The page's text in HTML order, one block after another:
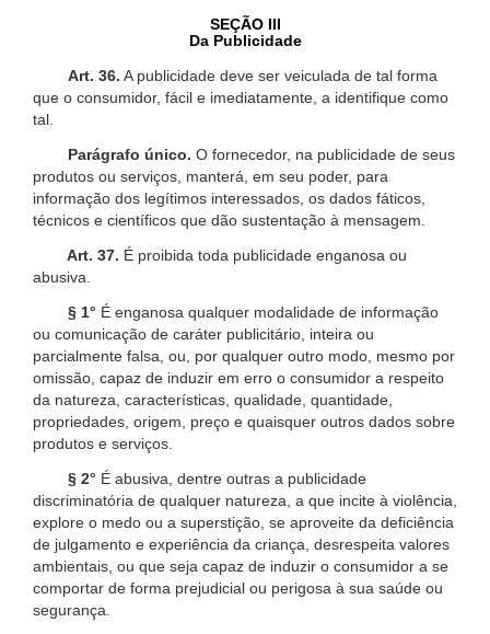
SEÇÃO III
Da Publicidade
Art. 36. A publicidade deve ser veiculada de tal forma
que o consumidor, fácil e imediatamente, a identifique como
tal.
Parágrafo único. O fornecedor, na publicidade de seus
produtos ou serviços, manterá, em seu poder, para
informação dos legítimos interessados, os dados fáticos,
técnicos e científicos que dão sustentação à mensagem.
Art. 37. É proibida toda publicidade enganosa ou
abusiva.
§ 1° É enganosa qualquer modalidade de informação
ou comunicação de caráter publicitário, inteira ou
parcialmente falsa, ou, por qualquer outro modo, mesmo por
omissão, capaz de induzir em erro o consumidor a respeito
da natureza, características, qualidade, quantidade,
propriedades, origem, preço e quaisquer outros dados sobre
produtos e serviços.
§ 2° É abusiva, dentre outras a publicidade
discriminatória de qualquer natureza, a que incite à violência,
explore o medo ou a superstição, se aproveite da deficiência
de julgamento e experiência da criança, desrespeita valores
ambientais, ou que seja capaz de induzir o consumidor a se
comportar de forma prejudicial ou perigosa à sua saúde ou
segurança.